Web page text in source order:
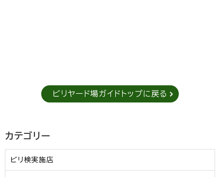
ビリヤード場ガイドトップに戻る
カテゴリー
ビリ検実施店